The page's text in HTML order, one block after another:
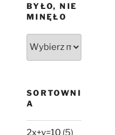
BYŁO, NIE
MINĘŁO
SORTOWNI
A
2x+y=10 (5)